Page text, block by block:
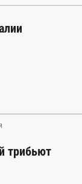
трибьют